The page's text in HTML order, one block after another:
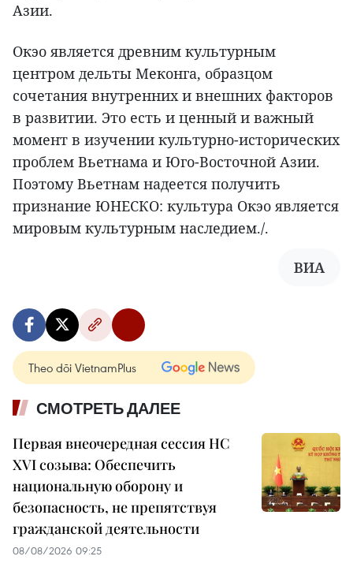
Азии.
Oкэo является древним культурным
центром дельты Меконга, образцом
сочетания внутренних и внешних факторов
в развитии. Это есть и ценный и важный
момент в изучении культурно-исторических
проблем Вьетнама и Юго-Восточной Азии.
Поэтому Вьетнам надеется получить
признание ЮНЕСКО: культура Oкэo является
мировым культурным наследием./.
ВИА
Theo dõi VietnamPlus
СМОТРЕТЬ ДАЛЕЕ
Первая внеочередная сессия НС
XVI созыва: Обеспечить
национальную оборону и
безопасность, не препятствуя
гражданской деятельности
08/08/2026 09:25